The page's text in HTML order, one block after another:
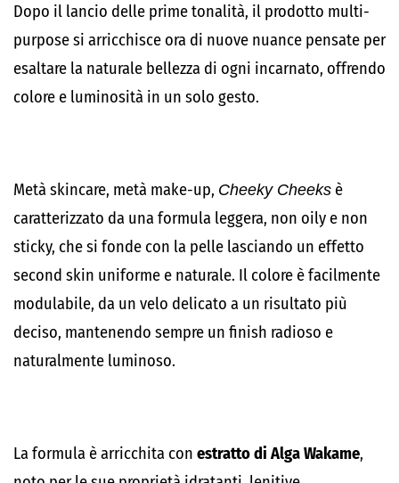
Dopo il lancio delle prime tonalità, il prodotto multi-
purpose si arricchisce ora di nuove nuance pensate per
esaltare la naturale bellezza di ogni incarnato, offrendo
colore e luminosità in un solo gesto.
Metà skincare, metà make-up, Cheeky Cheeks è
caratterizzato da una formula leggera, non oily e non
sticky, che si fonde con la pelle lasciando un effetto
second skin uniforme e naturale. Il colore è facilmente
modulabile, da un velo delicato a un risultato più
deciso, mantenendo sempre un finish radioso e
naturalmente luminoso.
La formula è arricchita con estratto di Alga Wakame,